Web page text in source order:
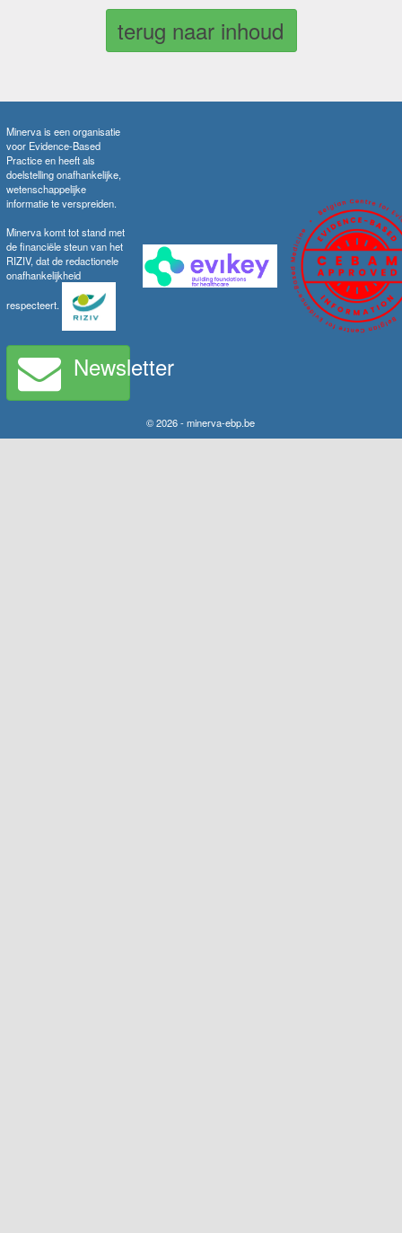
terug naar inhoud
Minerva is een organisatie
voor Evidence-Based
Practice en heeft als
doelstelling onafhankelijke,
wetenschappelijke
informatie te verspreiden.
Minerva komt tot stand met
de financiële steun van het
RIZIV, dat de redactionele
onafhankelijkheid
respecteert.
Newsletter
© 2026 - minerva-ebp.be